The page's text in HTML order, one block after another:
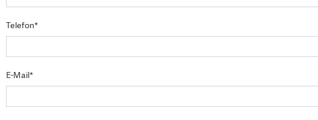
Telefon*
E-Mail*